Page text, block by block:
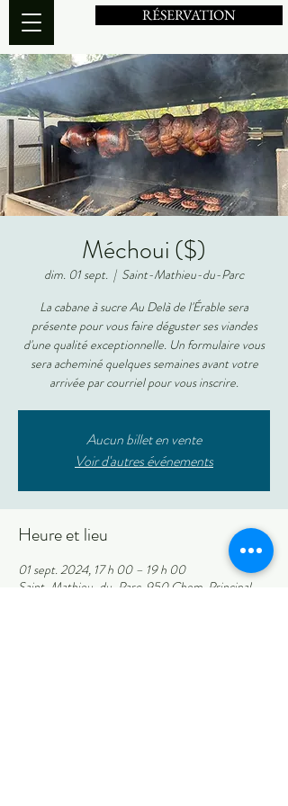
RÉSERVATION
Méchoui ($)
dim. 01 sept.
  |
Saint-Mathieu-du-Parc
La cabane à sucre Au Delà de l'Érable sera
présente pour vous faire déguster ses viandes
d'une qualité exceptionnelle. Un formulaire vous
sera acheminé quelques semaines avant votre
arrivée par courriel pour vous inscrire.
Aucun billet en vente
Voir d'autres événements
Heure et lieu
01 sept. 2024, 17 h 00 – 19 h 00
Saint-Mathieu-du-Parc, 950 Chem. Principal,